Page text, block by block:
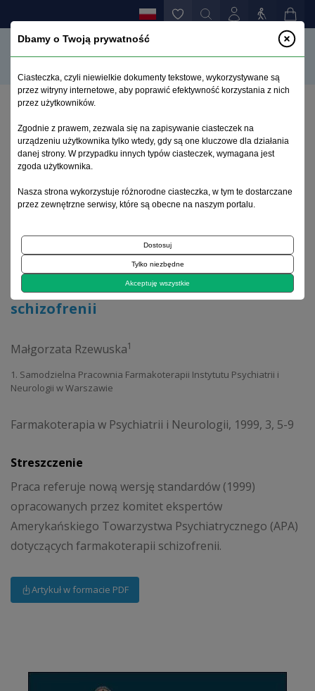
Nowe standardy APA leczenia w schizofrenii
Archiwum 1995–2023
Nowe standardy APA leczenia w
schizofrenii
Małgorzata Rzewuska1
1. Samodzielna Pracownia Farmakoterapii Instytutu Psychiatrii i
Neurologii w Warszawie
Farmakoterapia w Psychiatrii i Neurologii, 1999, 3, 5-9
Streszczenie
Praca referuje nową wersję standardów (1999)
opracowanych przez komitet ekspertów
Amerykańskiego Towarzystwa Psychiatrycznego (APA)
dotyczących farmakoterapii schizofrenii.
Artykuł w formacie PDF
Dbamy o Twoją prywatność
Ciasteczka, czyli niewielkie dokumenty tekstowe, wykorzystywane są
przez witryny internetowe, aby poprawić efektywność korzystania z nich
przez użytkowników.
Zgodnie z prawem, zezwala się na zapisywanie ciasteczek na
urządzeniu użytkownika tylko wtedy, gdy są one kluczowe dla działania
danej strony. W przypadku innych typów ciasteczek, wymagana jest
zgoda użytkownika.
Nasza strona wykorzystuje różnorodne ciasteczka, w tym te dostarczane
przez zewnętrzne serwisy, które są obecne na naszym portalu.
Dostosuj
Tylko niezbędne
Akceptuję wszystkie